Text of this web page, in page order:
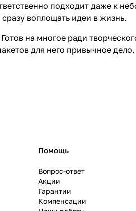
подходит даже к
воплощать идеи в жизнь.
на многое ради
для него привычное дело.
Помощь
Вопрос-ответ
Акции
Гарантии
Компенсации